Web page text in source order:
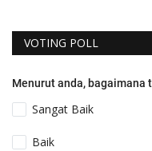
VOTING POLL
Menurut anda, bagaimana
Sangat Baik
Baik